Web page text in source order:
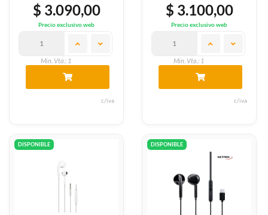
$ 3.090,00
Precio exclusivo web
Min. Vta.: 1
c/iva
$ 3.100,00
Precio exclusivo web
Min. Vta.: 1
c/iva
DISPONIBLE DISPONIBLE